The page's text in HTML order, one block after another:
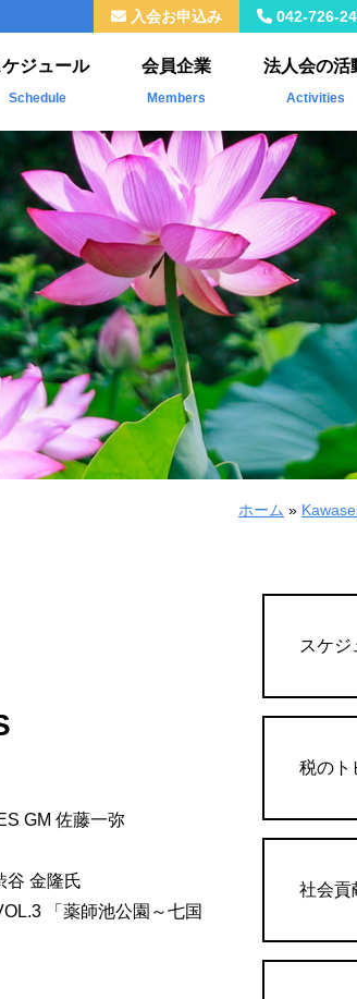
ケジュール
Schedule
会員企業
Members
新入会員
掲載企業
法人会の活
Activities
年間事業計
税制改正
社会貢献活
Kawasemi
ザ・青年タ
会員交流・
入会お申込み 042-726-
ホーム »
GM 佐藤一弥
谷 金隆氏
「薬師池公園～七国
スケジ
税のト
社会貢